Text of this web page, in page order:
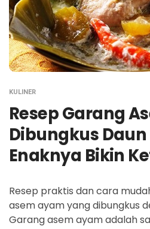
KULINER
Resep Garang
Dibungkus
Enaknya Bikin
Resep praktis dan cara
asem ayam yang dibungkus
Garang asem ayam adalah